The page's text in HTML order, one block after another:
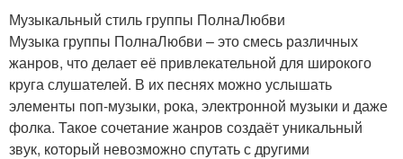
Музыкальный стиль группы ПолнаЛюбви
Музыка группы ПолнаЛюбви – это смесь различных
жанров, что делает её привлекательной для широкого
круга слушателей. В их песнях можно услышать
элементы поп-музыки, рока, электронной музыки и даже
фолка. Такое сочетание жанров создаёт уникальный
звук, который невозможно спутать с другими